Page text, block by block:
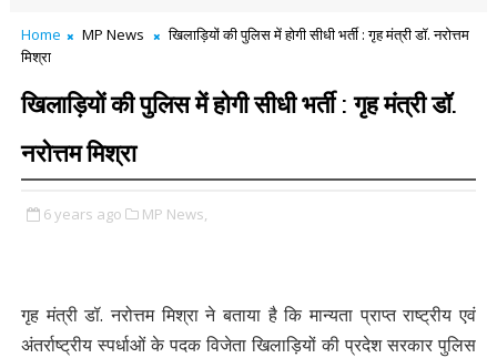
Home MP News
खिलाड़ियों की पुलिस में होगी सीधी भर्ती : गृह मंत्री डॉ. नरोत्तम
मिश्रा
खिलाड़ियों की पुलिस में होगी सीधी भर्ती : गृह मंत्री डॉ.
नरोत्तम मिश्रा
6 years ago MP News,
गृह मंत्री डॉ. नरोत्तम मिश्रा ने बताया है कि मान्यता प्राप्त राष्ट्रीय एवं
अंतर्राष्ट्रीय स्पर्धाओं के पदक विजेता खिलाड़ियों की प्रदेश सरकार पुलिस